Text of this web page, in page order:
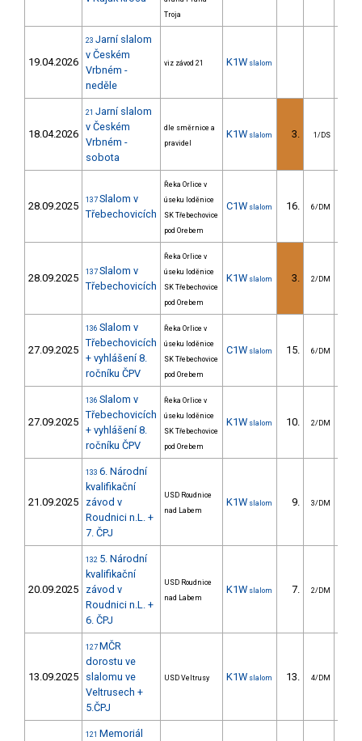
Troja
19.04.2026
23 Jarní slalom
v Českém
Vrbném -
neděle
viz závod 21 K1W slalom
18.04.2026
21 Jarní slalom
v Českém
Vrbném -
sobota
dle směrnice a
pravidel
K1W slalom 3. 1/DS
28.09.2025 137 Slalom v
Třebechovicích
Řeka Orlice v
úseku loděnice
SK Třebechovice
pod Orebem
C1W slalom 16. 6/DM
28.09.2025 137 Slalom v
Třebechovicích
Řeka Orlice v
úseku loděnice
SK Třebechovice
pod Orebem
K1W slalom 3. 2/DM
27.09.2025
136 Slalom v
Třebechovicích
+ vyhlášení 8.
ročníku ČPV
Řeka Orlice v
úseku loděnice
SK Třebechovice
pod Orebem
C1W slalom 15. 6/DM
27.09.2025
136 Slalom v
Třebechovicích
+ vyhlášení 8.
ročníku ČPV
Řeka Orlice v
úseku loděnice
SK Třebechovice
pod Orebem
K1W slalom 10. 2/DM
21.09.2025
133 6. Národní
kvalifikační
závod v
Roudnici n.L. +
7. ČPJ
USD Roudnice
nad Labem
K1W slalom 9. 3/DM
20.09.2025
132 5. Národní
kvalifikační
závod v
Roudnici n.L. +
6. ČPJ
USD Roudnice
nad Labem
K1W slalom 7. 2/DM
13.09.2025
127 MČR
dorostu ve
slalomu ve
Veltrusech +
5.ČPJ
USD Veltrusy K1W slalom 13. 4/DM
121 Memoriál